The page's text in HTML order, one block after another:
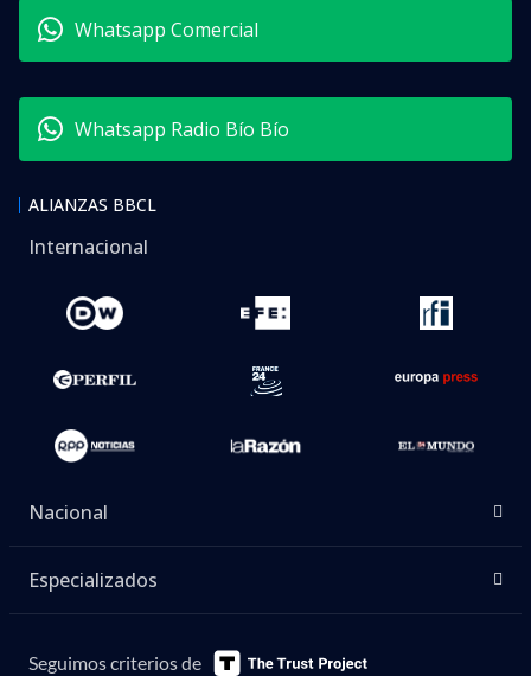
Whatsapp Comercial
Whatsapp Radio Bío Bío
ALIANZAS BBCL
Internacional
Nacional
Especializados
Seguimos criterios de